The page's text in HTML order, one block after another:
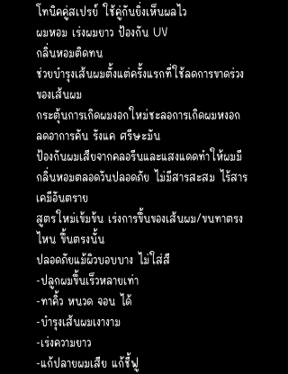
โทนิคคู่สเปรย์ ใช้คู่กันยิ่งเห็นผลไว
ผมหอม เร่งผมยาว ป้องกัน UV
กลิ่นหอมติดทน
ช่วยบำรุงเส้นผมตั้งแต่ครั้งแรกที่ใช้ลดการขาดร่วง
ของเส้นผม
กระตุ้นการเกิดผมงอกใหม่ชะลอการเกิดผมหงอก
ลดอาการคัน รังแค ศรีษะมัน
ป้องกันผมเสียจากคลอรีนและแสงแดดทำให้ผมมี
กลิ่นหอมตลอดวันปลอดภัย ไม่มีสารสะสม ไร้สาร
เคมีอันตราย
สูตรใหม่เข้มข้น เร่งการขึ้นของเส้นผม/ขนทาตรง
ไหน ขึ้นตรงนั้น
ปลอดภัยแม้ผิวบอบบาง ไม่ใส่สี
-ปลูกผมขึ้นเร็วหลายเท่า
-ทาคิ้ว หนวด จอน ได้
-บำรุงเส้นผมเงางาม
-เร่งความยาว
-แก้ปลายผมเสีย แก้ชี้ฟู